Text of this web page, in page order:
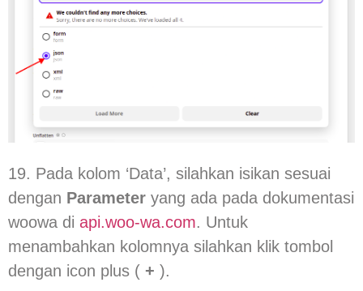
19. Pada kolom ‘Data’, silahkan isikan sesuai
dengan Parameter yang ada pada dokumentasi
woowa di api.woo-wa.com. Untuk
menambahkan kolomnya silahkan klik tombol
dengan icon plus ( + ).